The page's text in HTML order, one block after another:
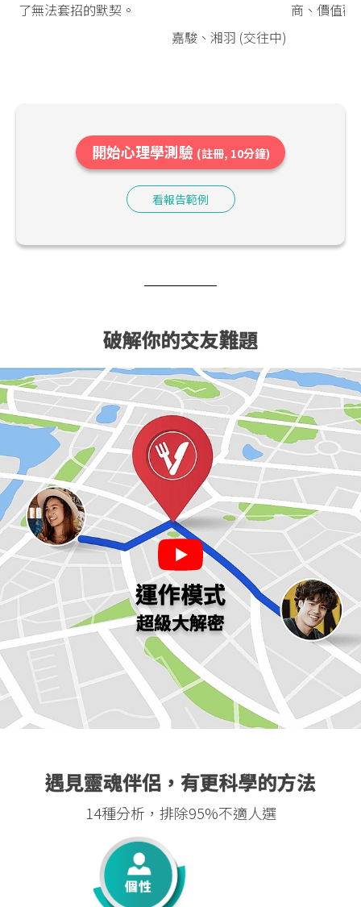
了無法套招的默契。
嘉駿、湘羽 (交往中)
商、價值觀
開始心理學測驗 (註冊, 10分鐘)
看報告範例
破解你的交友難題
運作模式
超級大解密
遇見靈魂伴侶，有更科學的方法
14種分析，排除95%不適人選